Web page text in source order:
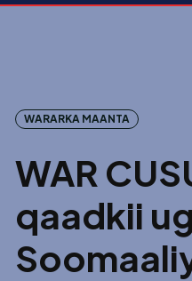
WARARKA MAANTA
WAR
qaadkii